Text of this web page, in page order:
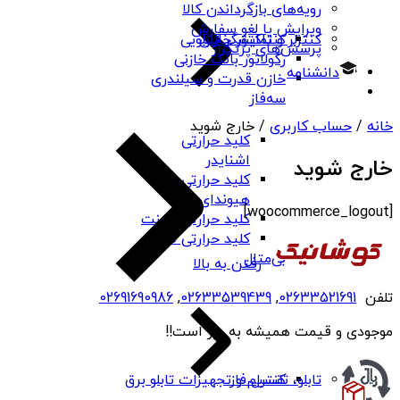
کلید حرارتی
اشنایدر
کلید حرارتی
هیوندای
کلید حرارتی چینت
کلید حرارتی PNS
بی‌متال
کنتاکتور خازنی
رگولاتور بانک خازنی
خازن قدرت و سیلندری
سه‌فاز
کنترلر و نمایشگر تابلویی
کنترل فاز
تابلو، تقسیم و تجهیزات تابلو برق
رویه‌های بازگرداندن کالا
ویرایش یا لغو سفارش
پرسش‌های پرتکرار
دانشنامه
خانه / حساب کاربری / خارج شوید
خارج شوید
[woocommerce_logout]
رفتن به بالا
تلفن 02633521691
,
02633539439
,
02691690986
موجودی و قیمت همیشه به روز است!!